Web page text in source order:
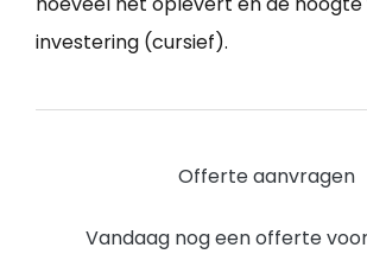
investering (cursief).
Offerte aanvragen
Vandaag nog een offerte